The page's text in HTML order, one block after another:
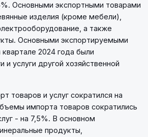
Основными экспортными товарами
изделия (кроме мебели),
а также
Основными экспортируемыми
2024 года были
и услуги другой хозяйственной
товаров и услуг сократился на
импорта товаров сократились
- на 7,5%. В основном
продукты,